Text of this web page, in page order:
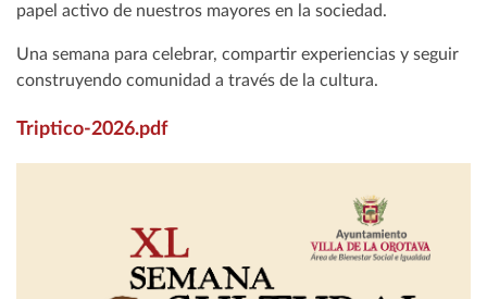
papel activo de nuestros mayores en la sociedad.
Una semana para celebrar, compartir experiencias y seguir
construyendo comunidad a través de la cultura.
Triptico-2026.pdf